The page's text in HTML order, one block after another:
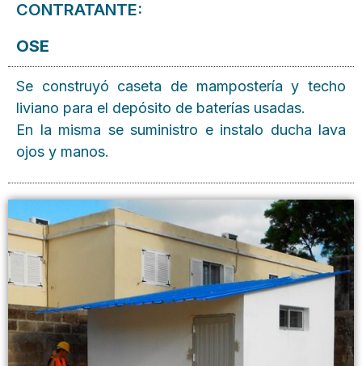
CONTRATANTE:
OSE
Se construyó caseta de mampostería y techo
liviano para el depósito de baterías usadas.
En la misma se suministro e instalo ducha lava
ojos y manos.